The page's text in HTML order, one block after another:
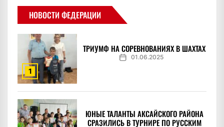
НОВОСТИ ФЕДЕРАЦИИ
1
ТРИУМФ НА СОРЕВНОВАНИЯХ В ШАХТАХ
01.06.2025
ЮНЫЕ ТАЛАНТЫ АКСАЙСКОГО РАЙОНА
СРАЗИЛИСЬ В ТУРНИРЕ ПО РУССКИМ